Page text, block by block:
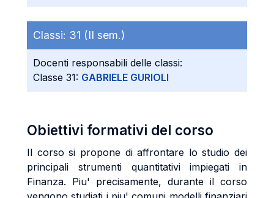
Classi: 31 (II sem.)
Docenti responsabili delle classi:
Classe 31: GABRIELE GURIOLI
Obiettivi formativi del corso
Il corso si propone di affrontare lo studio dei
principali strumenti quantitativi impiegati in
Finanza. Piu' precisamente, durante il corso